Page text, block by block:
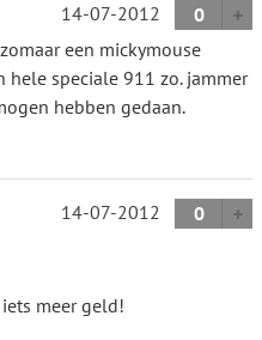
14-07-2012
0
een mickymouse
hele speciale 911 zo. jammer
hebben gedaan.
14-07-2012 0
meer geld!